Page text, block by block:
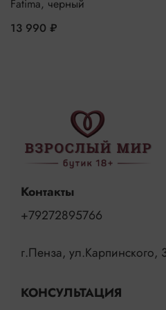
Fatima, черный
13 990 ₽
Контакты
+79272895766
г.Пенза, ул.Карпинского,
КОНСУЛЬТАЦИЯ